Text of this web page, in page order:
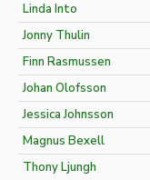
Linda Into
Jonny Thulin
Finn Rasmussen
Johan Olofsson
Jessica Johnsson
Magnus Bexell
Thony Ljungh